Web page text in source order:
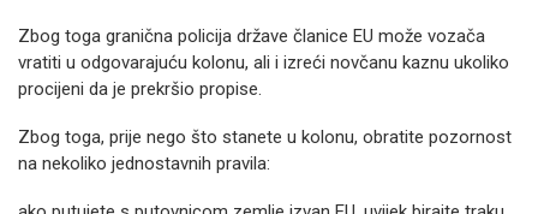
Zbog toga granična policija države članice EU može vozača
vratiti u odgovarajuću kolonu, ali i izreći novčanu kaznu ukoliko
procijeni da je prekršio propise.
Zbog toga, prije nego što stanete u kolonu, obratite pozornost
na nekoliko jednostavnih pravila: